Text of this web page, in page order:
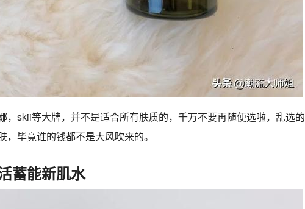
，skii等大牌，并不是适合所有肤质的，千万不要再随便选啦，乱选的
，毕竟谁的钱都不是大风吹来的。
蓄能新肌水